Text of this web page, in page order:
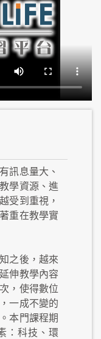
訊息量大、
學資源、進
受到重視，
重在教學實
之後，越來
伸教學內容
，使得數位
一成不變的
本門課程期
：科技、環